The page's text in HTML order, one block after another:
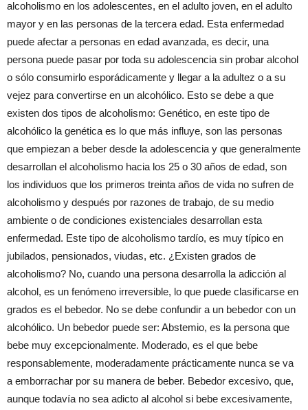
alcoholismo en los adolescentes, en el adulto joven, en el adulto
mayor y en las personas de la tercera edad. Esta enfermedad
puede afectar a personas en edad avanzada, es decir, una
persona puede pasar por toda su adolescencia sin probar alcohol
o sólo consumirlo esporádicamente y llegar a la adultez o a su
vejez para convertirse en un alcohólico. Esto se debe a que
existen dos tipos de alcoholismo: Genético, en este tipo de
alcohólico la genética es lo que más influye, son las personas
que empiezan a beber desde la adolescencia y que generalmente
desarrollan el alcoholismo hacia los 25 o 30 años de edad, son
los individuos que los primeros treinta años de vida no sufren de
alcoholismo y después por razones de trabajo, de su medio
ambiente o de condiciones existenciales desarrollan esta
enfermedad. Este tipo de alcoholismo tardío, es muy típico en
jubilados, pensionados, viudas, etc. ¿Existen grados de
alcoholismo? No, cuando una persona desarrolla la adicción al
alcohol, es un fenómeno irreversible, lo que puede clasificarse en
grados es el bebedor. No se debe confundir a un bebedor con un
alcohólico. Un bebedor puede ser: Abstemio, es la persona que
bebe muy excepcionalmente. Moderado, es el que bebe
responsablemente, moderadamente prácticamente nunca se va
a emborrachar por su manera de beber. Bebedor excesivo, que,
aunque todavía no sea adicto al alcohol si bebe excesivamente,